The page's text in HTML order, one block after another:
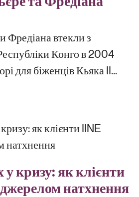
Фредіана втекли з
Конго в 2004
для біженців Кьяка II...
у кризу: як клієнти
натхнення